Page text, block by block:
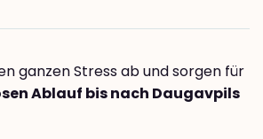
ganzen Stress ab und sorgen für
Ablauf bis nach Daugavpils